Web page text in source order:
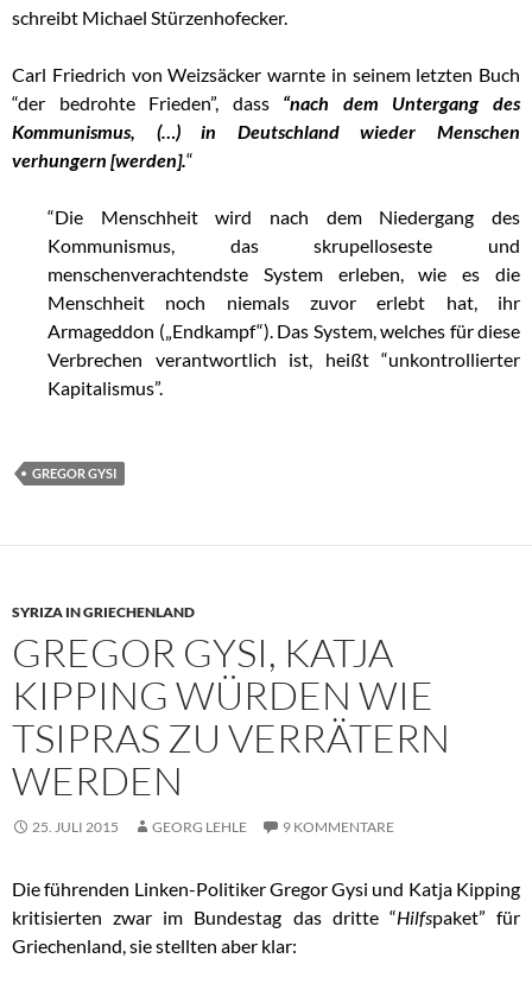
schreibt Michael Stürzenhofecker.
Carl Friedrich von Weizsäcker warnte in seinem letzten Buch
“der bedrohte Frieden”, dass “nach dem Untergang des
Kommunismus, (…) in Deutschland wieder Menschen
verhungern [werden].“
“Die Menschheit wird nach dem Niedergang des
Kommunismus, das skrupelloseste und
menschenverachtendste System erleben, wie es die
Menschheit noch niemals zuvor erlebt hat, ihr
Armageddon („Endkampf“). Das System, welches für diese
Verbrechen verantwortlich ist, heißt “unkontrollierter
Kapitalismus”.
GREGOR GYSI
SYRIZA IN GRIECHENLAND
GREGOR GYSI, KATJA
KIPPING WÜRDEN WIE
TSIPRAS ZU VERRÄTERN
WERDEN
25. JULI 2015 GEORG LEHLE 9 KOMMENTARE
Die führenden Linken-Politiker Gregor Gysi und Katja Kipping
kritisierten zwar im Bundestag das dritte “Hilfspaket” für
Griechenland, sie stellten aber klar: